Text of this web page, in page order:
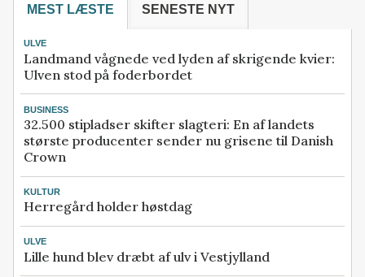
MEST LÆSTE SENESTE NYT
ULVE
Landmand vågnede ved lyden af skrigende kvier:
Ulven stod på foderbordet
BUSINESS
32.500 stipladser skifter slagteri: En af landets
største producenter sender nu grisene til Danish
Crown
KULTUR
Herregård holder høstdag
ULVE
Lille hund blev dræbt af ulv i Vestjylland